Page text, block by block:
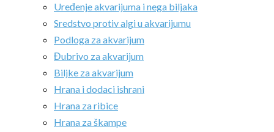
Uređenje akvarijuma i nega biljaka
Sredstvo protiv algi u akvarijumu
Podloga za akvarijum
Đubrivo za akvarijum
Biljke za akvarijum
Hrana i dodaci ishrani
Hrana za ribice
Hrana za škampe